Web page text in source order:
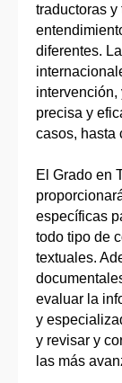
traductoras y
diferentes.
intervención,
precisa y
casos, hasta
El Grado en
específicas
todo tipo de
textuales.
evaluar la
y
y revisar y
las más